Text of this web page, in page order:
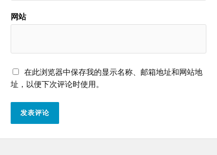
网站
在此浏览器中保存我的显示名称、邮箱地址和网站地
址，以便下次评论时使用。